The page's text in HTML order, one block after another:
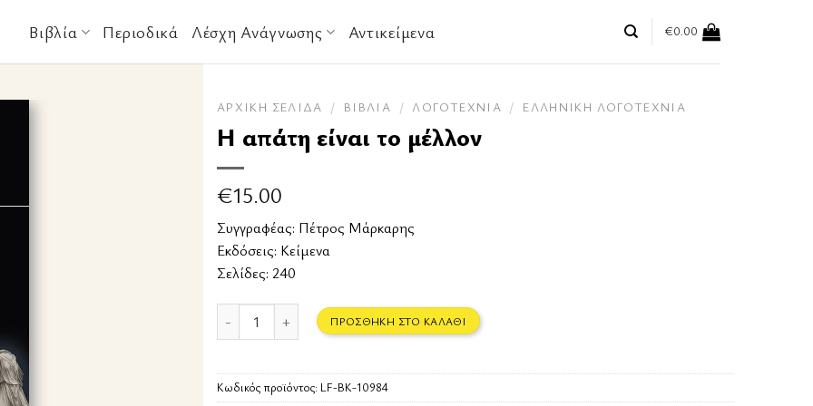
Βιβλία Περιοδικά Λέσχη Ανάγνωσης Αντικείμενα €0.00
ΑΡΧΙΚΉ ΣΕΛΊΔΑ / ΒΙΒΛΊΑ / ΛΟΓΟΤΕΧΝΊΑ / ΕΛΛΗΝΙΚΉ ΛΟΓΟΤΕΧΝΊΑ
Η απάτη είναι το μέλλον
€15.00
Συγγραφέας: Πέτρος Μάρκαρης
Εκδόσεις: Κείμενα
Σελίδες: 240
Η απάτη είναι το μέλλον ποσότητα
ΠΡΟΣΘΉΚΗ ΣΤΟ ΚΑΛΆΘΙ
Κωδικός προϊόντος: LF-BK-10984